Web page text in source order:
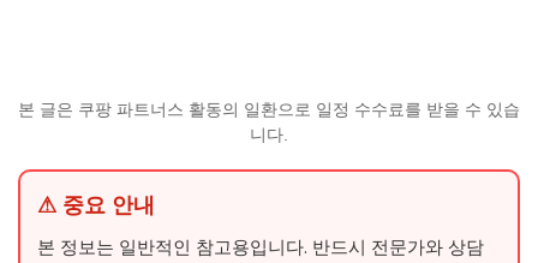
본 글은 쿠팡 파트너스 활동의 일환으로 일정 수수료를 받을 수 있습
니다.
⚠ 중요 안내
본 정보는 일반적인 참고용입니다. 반드시 전문가와 상담